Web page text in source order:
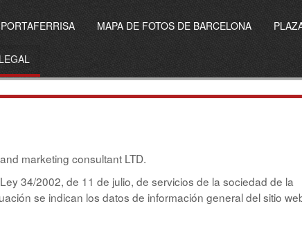
MAPA DE FOTOS DE BARCELONA
marketing consultant LTD.
34/2002, de 11 de julio, de servicios de la sociedad de la
se indican los datos de información general del sitio